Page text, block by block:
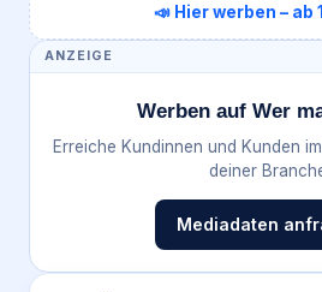
📣 Hier werben – ab
ANZEIGE
Werben auf Wer
Erreiche Kundinnen und Kunden
deiner
Mediadaten